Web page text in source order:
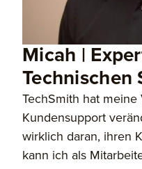
Micah |
Technischen
TechSmith hat meine
Kundensupport
wirklich daran, ihren
kann ich als